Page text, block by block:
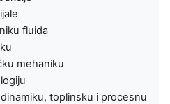
fluida
mehaniku
toplinsku i procesnu